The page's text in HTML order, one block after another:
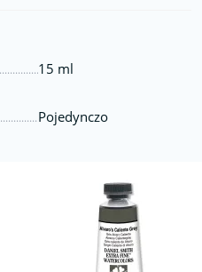
15 ml
Pojedynczo